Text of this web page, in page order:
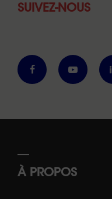
SUIVEZ-NOUS
À PROPOS